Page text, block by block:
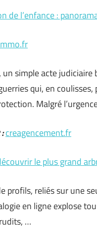
de l’enfance :
simple acte
qui, en
Malgré
creagencement.fr
le plus grand
profils, reliés sur une
en ligne explose
…